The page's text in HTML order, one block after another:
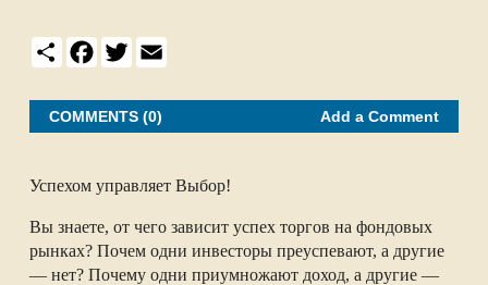
S
h
r
F
a
e
b
o
T
w
t
t
e
E
m
i
l
COMMENTS (0) Add a Comment
Успехом управляет Выбор!
Вы знаете, от чего зависит успех торгов на фондовых
рынках? Почем одни инвесторы преуспевают, а другие
— нет? Почему одни приумножают доход, а другие —